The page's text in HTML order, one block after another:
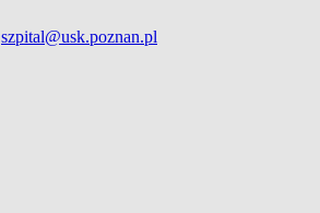
szpital@usk.poznan.pl